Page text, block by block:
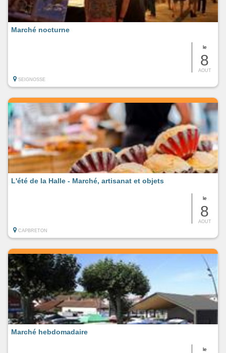
le
8
AOUT
Marché nocturne
SEIGNOSSE
le
8
AOUT
L'été de la Halle - Marché, artisanat et objets
CAPBRETON
le
Marché hebdomadaire